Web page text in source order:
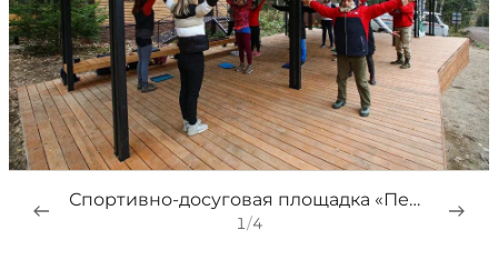
Спортивно-досуговая площадка «Перевал»_2020
1/4